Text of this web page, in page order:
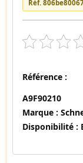
Réf.
Référence :
A9F90210
Marque :
Disponibilité :